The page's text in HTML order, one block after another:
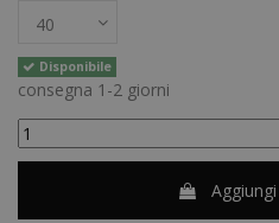
Disponibile
consegna 1-2 giorni